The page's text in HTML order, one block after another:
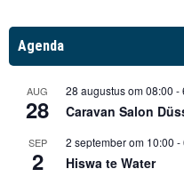
Agenda
AUG
28
28 augustus om 08:00 -
Caravan Salon
SEP
2
2 september om 10:00 -
Hiswa te Water